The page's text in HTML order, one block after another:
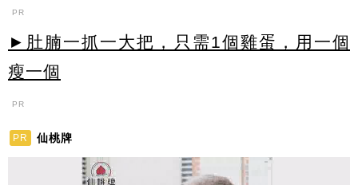
PR
►肚腩一抓一大把，只需1個雞蛋，用一個
瘦一個
PR
PR 仙桃牌